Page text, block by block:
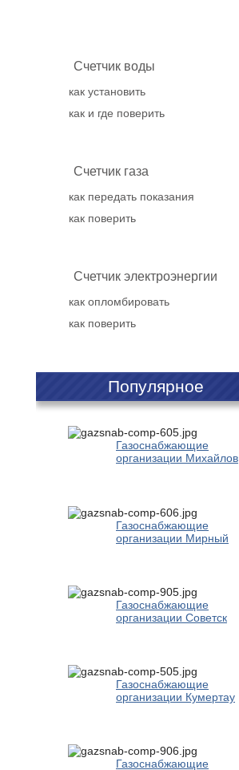
Счетчик воды
как установить
как и где поверить
Счетчик газа
как передать показания
как поверить
Счетчик электроэнергии
как опломбировать
как поверить
Популярное
Газоснабжающие
организации Михайлов
Газоснабжающие
организации Мирный
Газоснабжающие
организации Советск
Газоснабжающие
организации Кумертау
Газоснабжающие